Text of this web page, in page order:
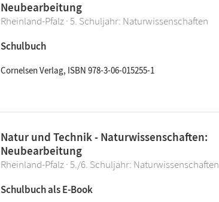
Neubearbeitung
Rheinland-Pfalz · 5. Schuljahr: Naturwissenschaften
Schulbuch
Cornelsen Verlag, ISBN 978-3-06-015255-1
Natur und Technik - Naturwissenschaften:
Neubearbeitung
Rheinland-Pfalz · 5./6. Schuljahr: Naturwissenschaften
Schulbuch als E-Book